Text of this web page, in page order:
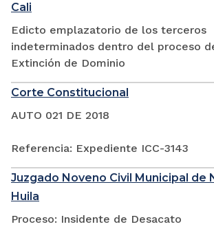
Cali
Edicto emplazatorio de los terceros
indeterminados dentro del proceso
Extinción de Dominio
Corte Constitucional
AUTO 021 DE 2018
Referencia: Expediente ICC-3143
Juzgado Noveno Civil Municipal de
Huila
Proceso: Insidente de Desacato